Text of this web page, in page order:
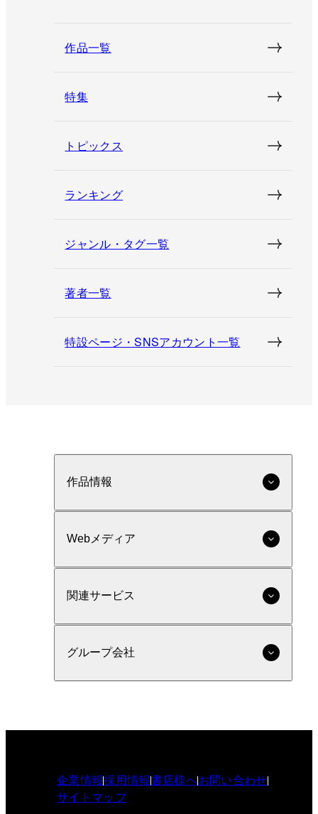
作品一覧
特集
トピックス
ランキング
ジャンル・タグ一覧
著者一覧
特設ページ・SNSアカウント一覧
作品情報
Webメディア
関連サービス
グループ会社
企業情報採用情報書店様へお問い合わせ
サイトマップ